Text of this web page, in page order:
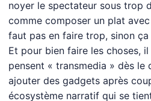
noyer le spectateur sous trop
comme composer un plat
faut pas en faire trop, sinon ça
Et pour bien faire les choses,
pensent « transmedia » dès le
ajouter des gadgets après
écosystème narratif qui se